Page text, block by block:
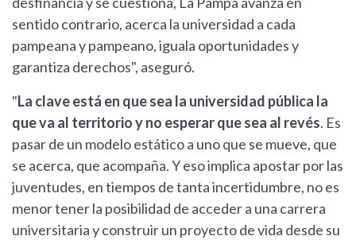
sentido contrario, acerca la universidad a cada
pampeana y pampeano, iguala oportunidades y
garantiza derechos", aseguró.
"La clave está en que sea la universidad pública la
que va al territorio y no esperar que sea al revés. Es
pasar de un modelo estático a uno que se mueve, que
se acerca, que acompaña. Y eso implica apostar por las
juventudes, en tiempos de tanta incertidumbre, no es
menor tener la posibilidad de acceder a una carrera
universitaria y construir un proyecto de vida desde su